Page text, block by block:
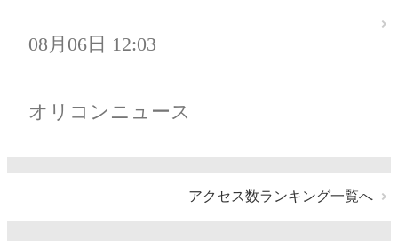
08月06日 12:03
オリコンニュース
アクセス数ランキング一覧へ